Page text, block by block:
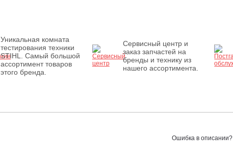
Уникальная комната
тестирования техники
STIHL. Самый большой
ассортимент товаров
этого бренда.
Сервисный центр и
заказ запчастей на
бренды и технику из
нашего ассортимента.
Ошибка в описании?